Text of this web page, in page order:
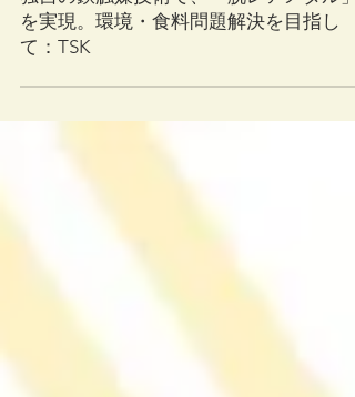
2025年12月24日
独自の鉄触媒技術で、「脱レアメタル」
を実現。環境・食料問題解決を目指し